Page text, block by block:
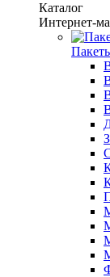
Каталог
Интернет-